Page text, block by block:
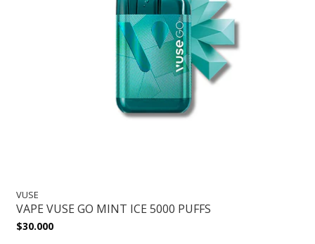
VUSE
VAPE VUSE GO MINT ICE 5000 PUFFS
$30.000